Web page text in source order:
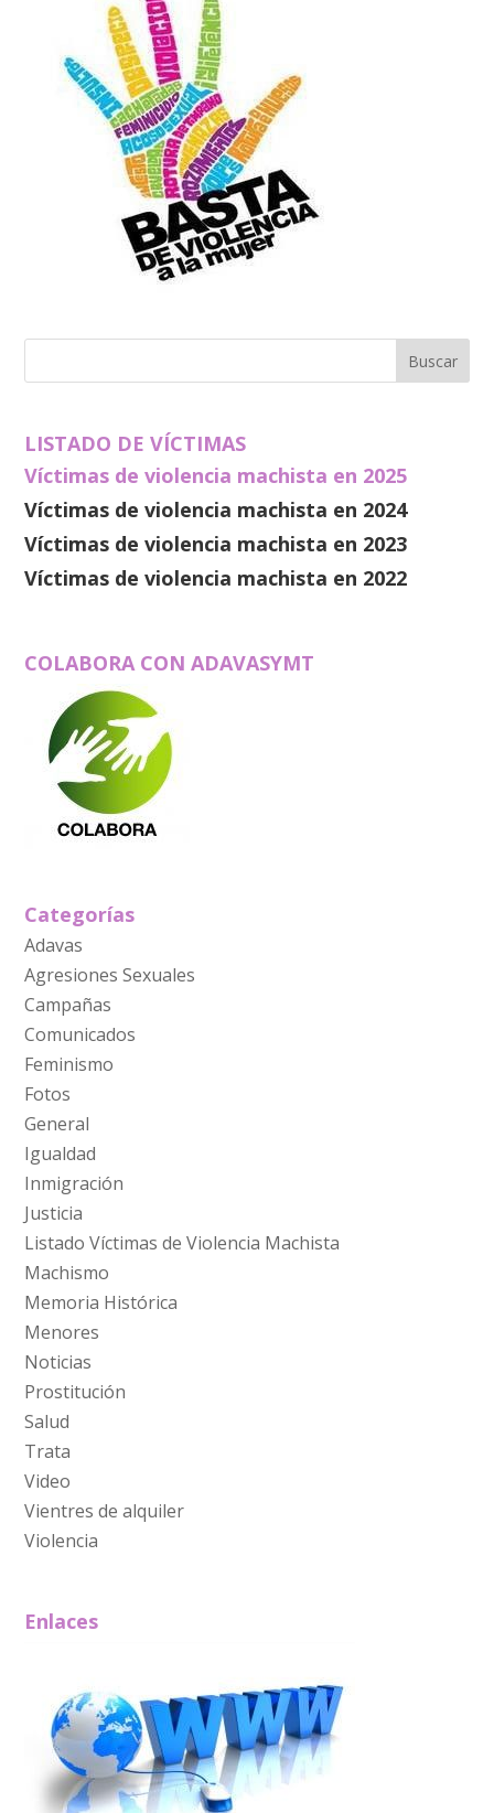
LISTADO DE VÍCTIMAS
Víctimas de violencia machista en 2025
Víctimas de violencia machista en 2024
Víctimas de violencia machista en 2023
Víctimas de violencia machista en 2022
COLABORA CON ADAVASYMT
Categorías
Adavas
Agresiones Sexuales
Campañas
Comunicados
Feminismo
Fotos
General
Igualdad
Inmigración
Justicia
Listado Víctimas de Violencia Machista
Machismo
Memoria Histórica
Menores
Noticias
Prostitución
Salud
Trata
Video
Vientres de alquiler
Violencia
Enlaces